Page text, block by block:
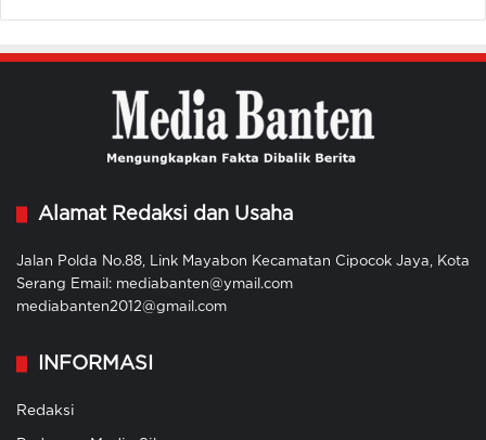
Alamat Redaksi dan Usaha
Jalan Polda No.88, Link Mayabon Kecamatan Cipocok Jaya, Kota
Serang Email: mediabanten@ymail.com
mediabanten2012@gmail.com
INFORMASI
Redaksi